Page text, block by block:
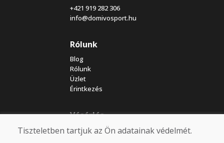
+421 919 282 306
info@domivosport.hu
Rólunk
Blog
Rólunk
Üzlet
Érintkezés
Vásárlás
Eshop
Tiszteletben tartjuk az Ön adatainak védelmét.